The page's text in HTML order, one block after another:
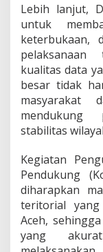
Lebih lanjut,
untuk
keterbukaan,
pelaksanaan
kualitas data
besar tidak
masyarakat
mendukung
stabilitas
Kegiatan
Pendukung
diharapkan
teritorial
Aceh,
yang